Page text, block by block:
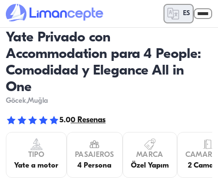
ES
Yate Privado con
Accommodation para 4 People:
Comodidad y Elegance All in
One
Göcek,Muğla
5.00 Resenas
TIPO
Yate a motor
PASAJEROS
4 Persona
MARCA
Özel Yapım
2